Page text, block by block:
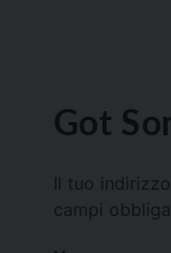
Got
Il tuo
campi